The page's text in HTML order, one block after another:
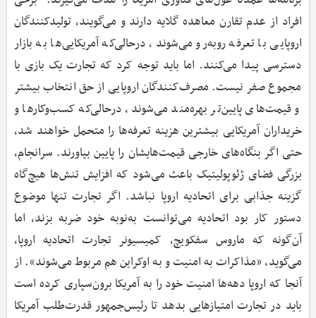
افراد از عدم تقارن معاهده گلایه دارند و می‌گویند، تولیدکنندگان
اروپایی با تعرفه روبه‌رو می‌شوند، درحالی‌که آمریکایی‌ها به بازار
دسترسی پیدا می‌کنند. اما باید توجه کرد که تجارت یک بازی با
مجموع صفر نیست. مصرف‌کنندگان اروپایی از حق انتخاب بیشتر
و قیمت‌های پایین‌تر بهره‌مند می‌شوند، درحالی‌که کسب‌وکارها و
خریداران آمریکایی بیشترین هزینه تعرفه‌ها را متحمل خواهند شد،
حتی اگر بنگاه‌های خارجی قیمت‌هایشان را پایین بیاورند. سرانجام،
بزرگی فضای ژئوپولیتیک باعث می‌شود که افزایش تنش‌ها هیچ‌گاه
گزینه جذابی برای اتحادیه اروپا نباشد. اگر تجارت تنها موضوع
دستور کار بود اتحادیه می‌توانست به‌نوبه خود ضربه بزند، اما
آن‌گونه که ماروس سفکویچ، کمیسیونر تجارت اتحادیه اروپا،
می‌گوید، «مذاکرات به امنیت و به اوکراین هم مربوط می‌شوند». از
آنجا که اروپا دهه‌ها امنیت خود را به آمریکا برون‌سپاری کرده است
باید در تجارت امتیازهایی بدهد تا رئیس‌جمهور قدرت‌طلب آمریکا